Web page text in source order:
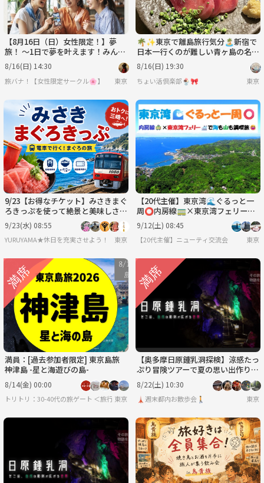
【8月16日（日）女性限定！】夢
旅！ 〜1日で夢を叶えます！みんな
で企画会議！〜
8/16(日) 14:30
旅バナ！【女性限定サークル🌸】 東京
🌴✨東京で離島旅行気分🏝️新宿で
日本一行くのが難しい青ヶ島の名物
が食べれる！？絶品グルメを堪能し
よう✨🌴
8/16(日) 19:30
ちょい活倶楽部🍨🎀 東京
9/23【お得なチケット】みさきまぐ
ろきっぷを使って絶景と美味しさを
満喫する日帰りの旅
9/23(水) 08:55
YURUYAMA★休日を充実させよう！（グループ登山サークル）
東京
【20代主催】東京湾🌊ぐるっと一
周⭕️内房線🚃×東京湾フェリー🛳️
で海も山も満喫旅😆
9/12(土) 08:45
【20代主催】ニューティ交流会 東京
満員：[過去参加者限定] 東京島旅
神津島 -星と海遊びの島-
8/14(金) 00:00
トリトリ：30-40代の旅ゲート ＜旅行・世界のグルメ・謎解き・新たな体験＞
東京
【奥多摩日原鍾乳洞探検】涼感たっ
ぷり冒険ツアーで夏の思い出作り
🌿✨
8/22(土) 10:30
🗼週末都内お散歩会🚶 東京